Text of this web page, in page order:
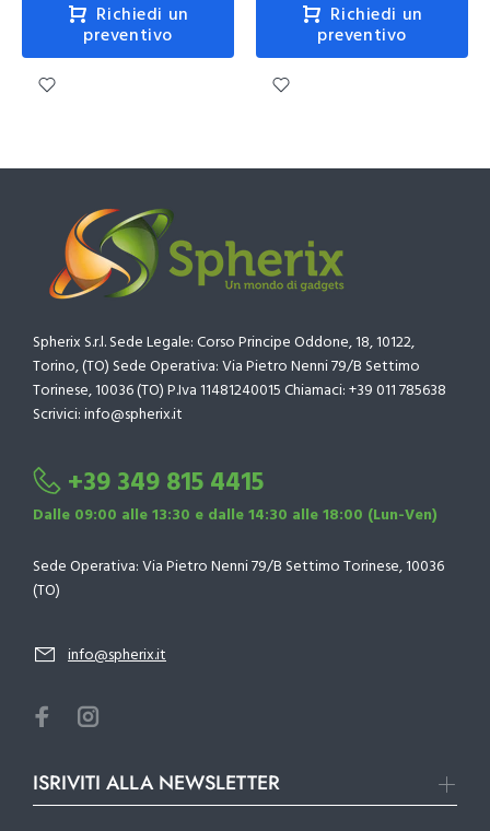
Richiedi un
preventivo
Richiedi un
preventivo
Spherix S.r.l. Sede Legale: Corso Principe Oddone, 18, 10122,
Torino, (TO) Sede Operativa: Via Pietro Nenni 79/B Settimo
Torinese, 10036 (TO) P.Iva 11481240015 Chiamaci: +39 011 785638
Scrivici: info@spherix.it
+39 349 815 4415
Dalle 09:00 alle 13:30 e dalle 14:30 alle 18:00 (Lun-Ven)
Sede Operativa: Via Pietro Nenni 79/B Settimo Torinese, 10036
(TO)
info@spherix.it
ISRIVITI ALLA NEWSLETTER